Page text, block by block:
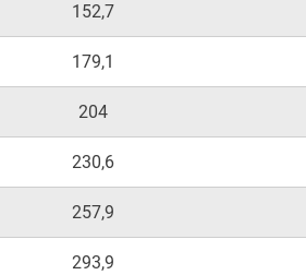
152,7
179,1
204
230,6
257,9
293,9